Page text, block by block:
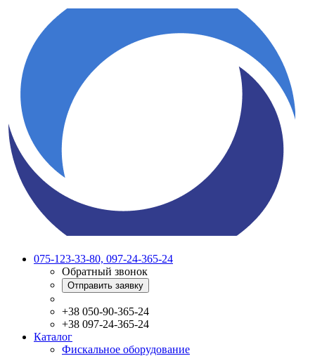
075-123-33-80, 097-24-365-24
Обратный звонок
Отправить заявку
+38 050-90-365-24
+38 097-24-365-24
Каталог
Фискальное оборудование